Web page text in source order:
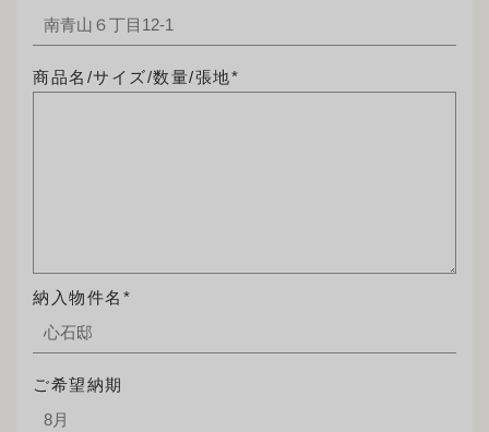
商品名/サイズ/数量/張地*
納入物件名*
ご希望納期